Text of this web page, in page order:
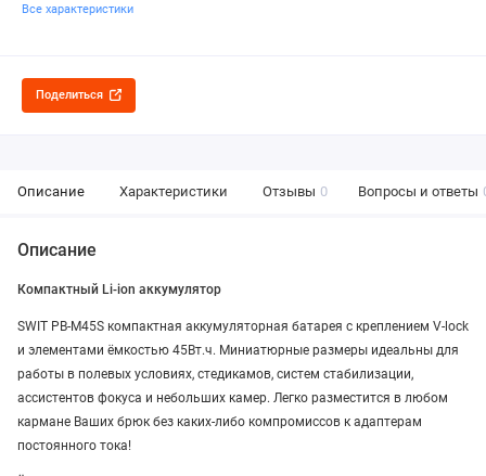
Все характеристики
Поделиться
Описание Характеристики Отзывы 0 Вопросы и ответы
Описание
Компактный Li-ion аккумулятор
SWIT PB-M45S компактная аккумуляторная батарея с креплением V-lock
и элементами ёмкостью 45Вт.ч. Миниатюрные размеры идеальны для
работы в полевых условиях, стедикамов, систем стабилизации,
ассистентов фокуса и небольших камер. Легко разместится в любом
кармане Ваших брюк без каких-либо компромиссов к адаптерам
постоянного тока!